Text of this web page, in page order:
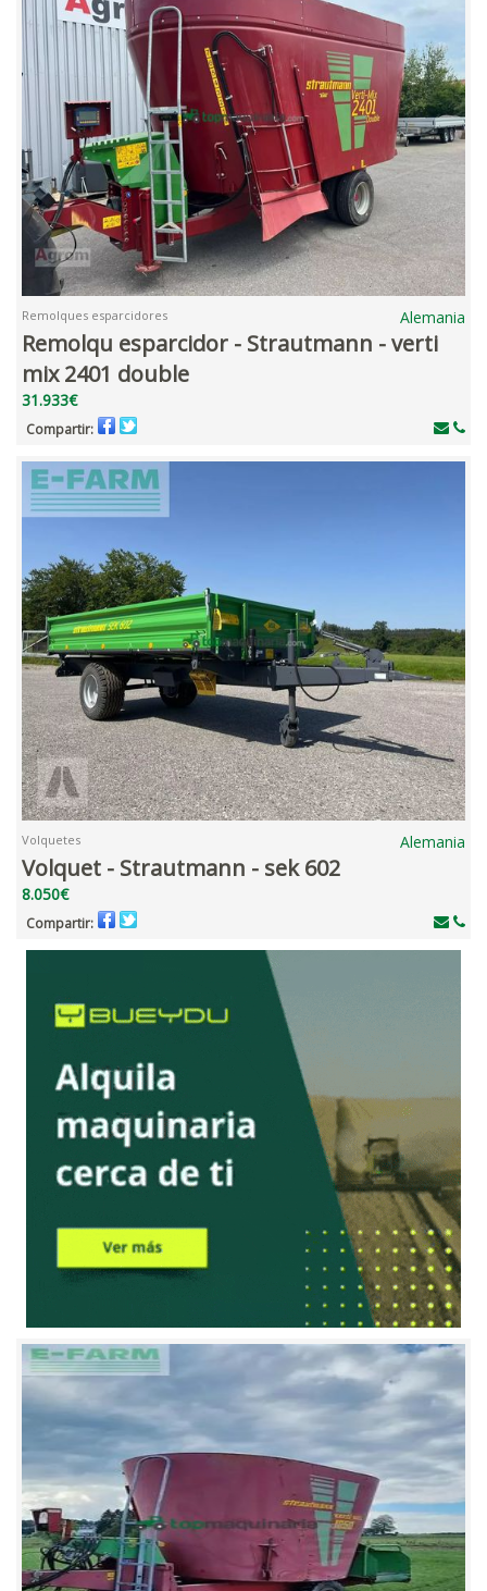
Remolques esparcidores Alemania
Remolqu esparcidor - Strautmann - verti
mix 2401 double
31.933€
Compartir:
Volquetes Alemania
Volquet - Strautmann - sek 602
8.050€
Compartir: